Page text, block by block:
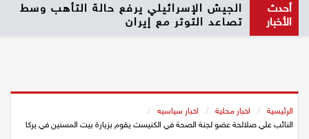
أخبار محلية
عيلبون
أحدث
الأخبار
الجيش الإسرائيلي يرفع حالة التأهب وسط
تصاعد التوتر مع إيران
الرئيسية / اخبار محلية / اخبار سياسيه
/
النائب علي صلالحة عضو لجنة الصحة في الكنيست يقوم بزيارة بيت المسنين في يركا